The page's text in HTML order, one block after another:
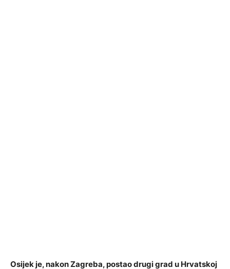
Osijek je, nakon Zagreba, postao drugi grad u Hrvatskoj